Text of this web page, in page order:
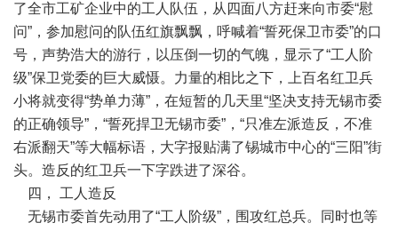
了全市工矿企业中的工人队伍，从四面八方赶来向市委“慰
问”，参加慰问的队伍红旗飘飘，呼喊着“誓死保卫市委”的口
号，声势浩大的游行，以压倒一切的气魄，显示了“工人阶
级”保卫党委的巨大威慑。力量的相比之下，上百名红卫兵
小将就变得“势单力薄”，在短暂的几天里“坚决支持无锡市委
的正确领导”，“誓死捍卫无锡市委”，“只准左派造反，不准
右派翻天”等大幅标语，大字报贴满了锡城市中心的“三阳”街
头。造反的红卫兵一下字跌进了深谷。
四， 工人造反
无锡市委首先动用了“工人阶级”，围攻红总兵。同时也等